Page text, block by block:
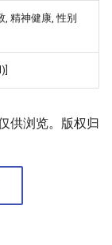
精神健康, 性别
供浏览。版权归